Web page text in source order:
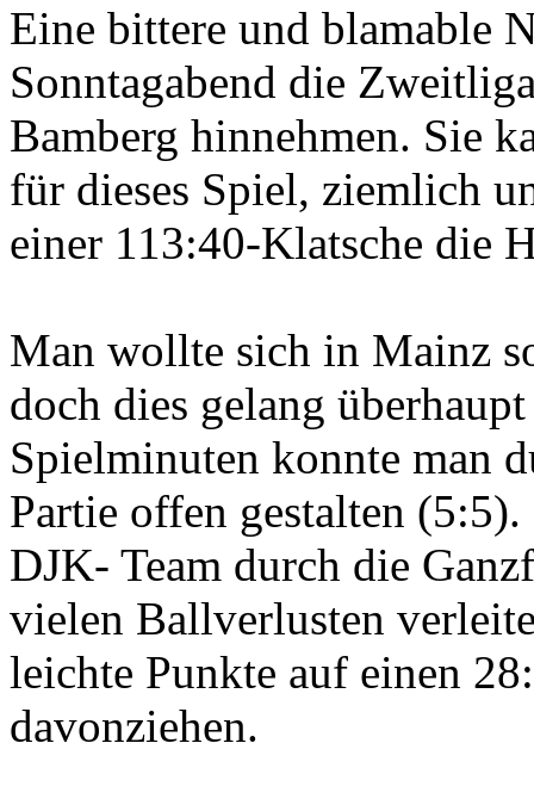
Eine bittere und blamable
Sonntagabend die
Bamberg hinnehmen. Sie
für dieses Spiel, ziemlich
einer 113:40-Klatsche die
Man wollte sich in Mainz
doch dies gelang
Spielminuten konnte man
Partie offen gestalten
DJK- Team durch die
vielen Ballverlusten
leichte Punkte auf einen
davonziehen.